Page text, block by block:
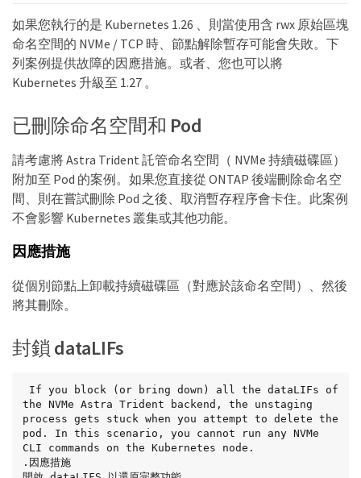
如果您執行的是 Kubernetes 1.26 、則當使用含 rwx 原始區塊
命名空間的 NVMe / TCP 時、節點解除暫存可能會失敗。下
列案例提供故障的因應措施。或者、您也可以將
Kubernetes 升級至 1.27 。
已刪除命名空間和 Pod
請考慮將 Astra Trident 託管命名空間（ NVMe 持續磁碟區）
附加至 Pod 的案例。如果您直接從 ONTAP 後端刪除命名空
間、則在嘗試刪除 Pod 之後、取消暫存程序會卡住。此案例
不會影響 Kubernetes 叢集或其他功能。
因應措施
從個別節點上卸載持續磁碟區（對應於該命名空間）、然後
將其刪除。
封鎖 dataLIFs
the NVMe Astra Trident backend, the unstaging
process gets stuck when you attempt to delete the
pod. In this scenario, you cannot run any NVMe
CLI commands on the Kubernetes node.
.因應措施